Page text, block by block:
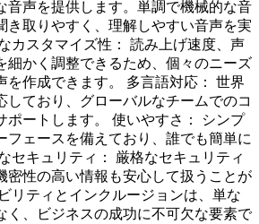
音声を提供します。単調で機械的な音
き取りやすく、理解しやすい音声を実
カスタマイズ性： 読み上げ速度、声
細かく調整できるため、個々のニーズ
を作成できます。 多言語対応： 世界
しており、グローバルなチームでのコ
ポートします。 使いやすさ： シンプ
フェースを備えており、誰でも簡単に
セキュリティ： 厳格なセキュリティ
密性の高い情報も安心して扱うことが
リティとインクルージョンは、単な
く、ビジネスの成功に不可欠な要素で